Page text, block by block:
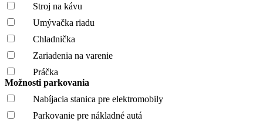
Stroj na kávu
Umývačka riadu
Chladnička
Zariadenia na varenie
Práčka
Možnosti parkovania
Nabíjacia stanica pre elektromobily
Parkovanie pre nákladné autá